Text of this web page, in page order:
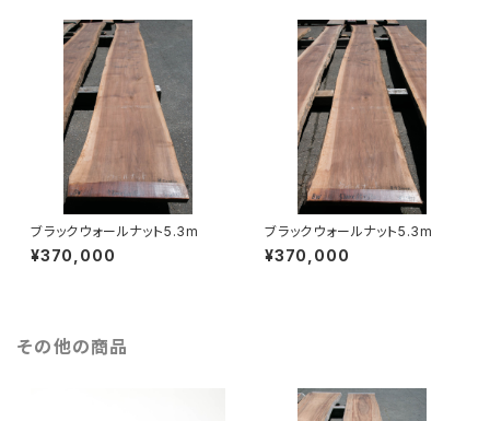
ブラックウォールナット5.3m
¥370,000
ブラックウォールナット5.3m
¥370,000
その他の商品